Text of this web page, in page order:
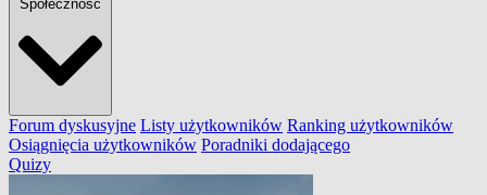
Społeczność
Forum dyskusyjne Listy użytkowników Ranking użytkowników
Osiągnięcia użytkowników Poradniki dodającego
Quizy